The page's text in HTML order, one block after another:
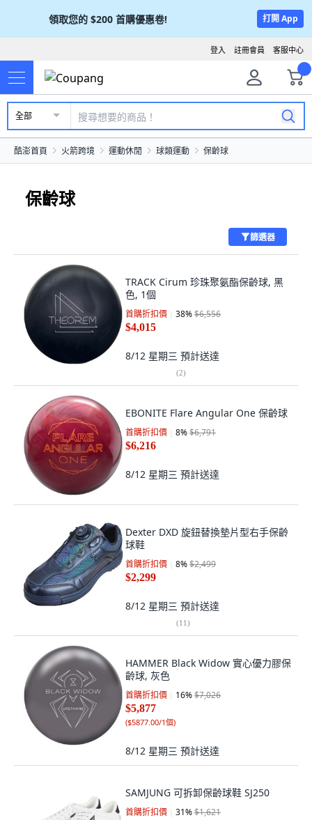
領取您的 $200 首購優惠卷! 打開 App
客服中心
註冊會員
登入
全部
酷澎首頁 火箭跨境 運動休閒 球類運動 保齡球
保齡球
篩選器
TRACK Cirum 珍珠聚氨酯保齡球, 黑
色, 1個
首購折扣價 38%$6,556
$4,015
8/12 星期三 預計送達
(2)
EBONITE Flare Angular One 保齡球
首購折扣價 8%$6,791
$6,216
8/12 星期三 預計送達
Dexter DXD 旋鈕替換墊片型右手保齡
球鞋
首購折扣價 8%$2,499
$2,299
8/12 星期三 預計送達
(11)
HAMMER Black Widow 實心優力膠保
齡球, 灰色
首購折扣價 16%$7,026
$5,877
($5877.00/1個)
8/12 星期三 預計送達
SAMJUNG 可拆卸保齡球鞋 SJ250
首購折扣價 31%$1,621